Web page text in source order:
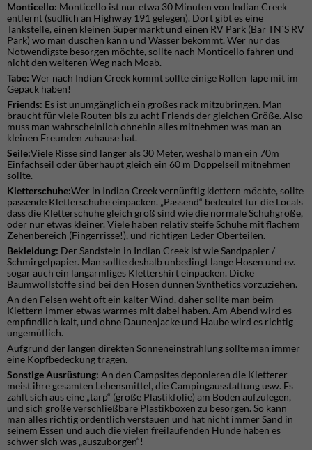
Monticello: Monticello ist nur etwa 30 Minuten von Indian Creek
entfernt (südlich an Highway 191 gelegen). Dort gibt es eine
Tankstelle, einen kleinen Supermarkt und einen RV Park (Bar TN´S RV
Park) wo man duschen kann und Wasser bekommt. Wer nur das
Notwendigste besorgen möchte, sollte nach Monticello fahren und
nicht den weiteren Weg nach Moab.
Tabe: Wer nach Indian Creek kommt sollte einige Rollen Tape mit im
Gepäck haben!
Friends: Es ist unumgänglich ein großes rack mitzubringen. Man
braucht für viele Routen bis zu acht Friends der gleichen Größe. Also
muss man wahrscheinlich ohnehin alles mitnehmen was man an
kleinen Freunden zuhause hat.
Seile:Viele Risse sind länger als 30 Meter, weshalb man ein 70m
Einfachseil oder überhaupt gleich ein 60 m Doppelseil mitnehmen
sollte.
Kletterschuhe:Wer in Indian Creek vernünftig klettern möchte, sollte
passende Kletterschuhe einpacken. „Passend“ bedeutet für die Locals
dass die Kletterschuhe gleich groß sind wie die normale Schuhgröße,
oder nur etwas kleiner. Viele haben relativ steife Schuhe mit flachem
Zehenbereich (Fingerrisse!), und richtigen Leder Oberteilen.
Bekleidung: Der Sandstein in Indian Creek ist wie Sandpapier /
Schmirgelpapier. Man sollte deshalb unbedingt lange Hosen und ev.
sogar auch ein langärmliges Klettershirt einpacken. Dicke
Baumwollstoffe sind bei den Hosen dünnen Synthetics vorzuziehen.
An den Felsen weht oft ein kalter Wind, daher sollte man beim
Klettern immer etwas warmes mit dabei haben. Am Abend wird es
empfindlich kalt, und ohne Daunenjacke und Haube wird es richtig
ungemütlich.
Aufgrund der langen direkten Sonneneinstrahlung sollte man immer
eine Kopfbedeckung tragen.
Sonstige Ausrüstung: An den Campsites deponieren die Kletterer
meist ihre gesamten Lebensmittel, die Campingausstattung usw. Es
zahlt sich aus eine „tarp“ (große Plastikfolie) am Boden aufzulegen,
und sich große verschließbare Plastikboxen zu besorgen. So kann
man alles richtig ordentlich verstauen und hat nicht immer Sand in
seinem Essen und auch die vielen freilaufenden Hunde haben es
schwer sich was „auszuborgen“!